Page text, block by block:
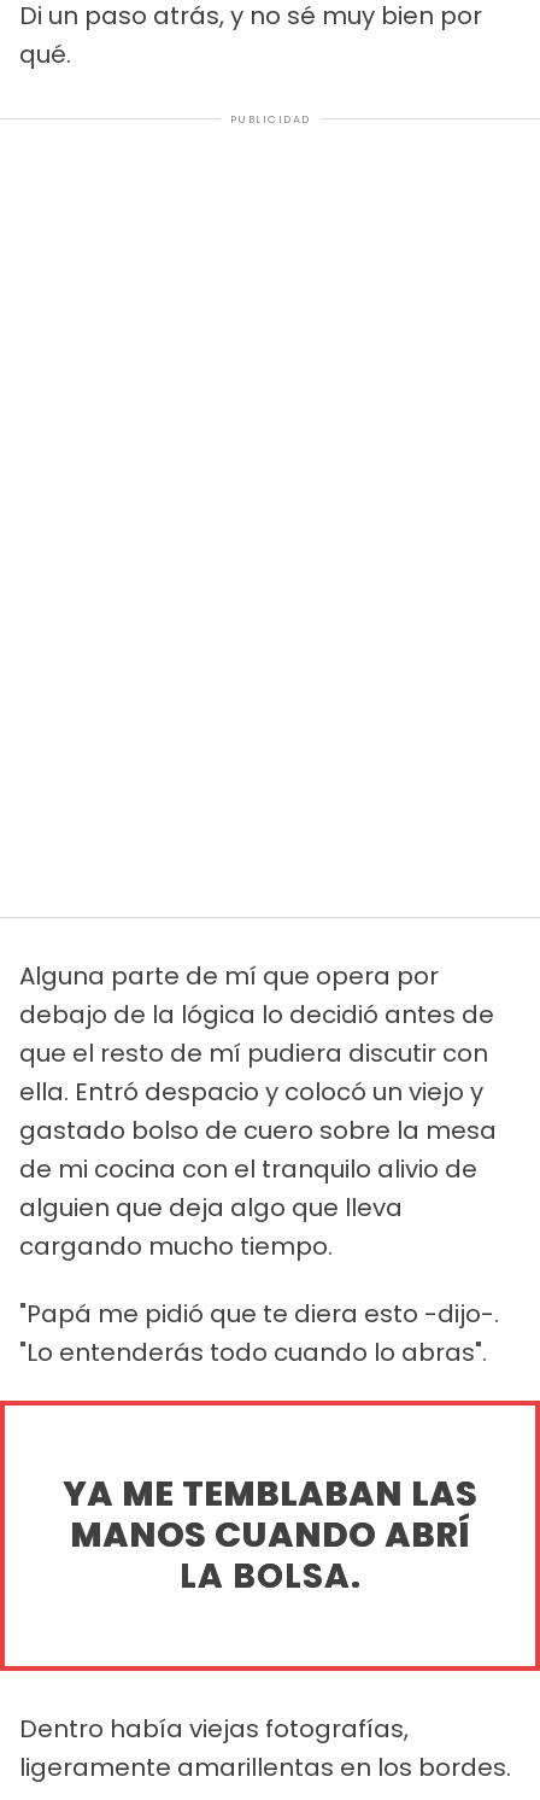
Di un paso atrás, y no sé muy bien por
qué.
PUBLICIDAD
Alguna parte de mí que opera por
debajo de la lógica lo decidió antes de
que el resto de mí pudiera discutir con
ella. Entró despacio y colocó un viejo y
gastado bolso de cuero sobre la mesa
de mi cocina con el tranquilo alivio de
alguien que deja algo que lleva
cargando mucho tiempo.
"Papá me pidió que te diera esto -dijo-.
"Lo entenderás todo cuando lo abras".
YA ME TEMBLABAN LAS
MANOS CUANDO ABRÍ
LA BOLSA.
Dentro había viejas fotografías,
ligeramente amarillentas en los bordes.